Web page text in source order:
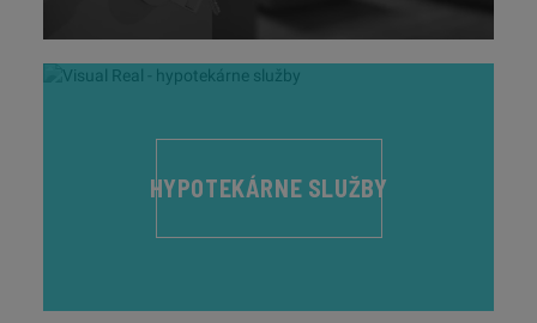
HYPOTEKÁRNE SLUŽBY